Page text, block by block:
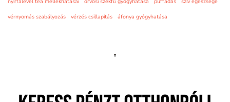
vérnyomás szabályozás
vérzés csillapítás áfonya gyógyhatása